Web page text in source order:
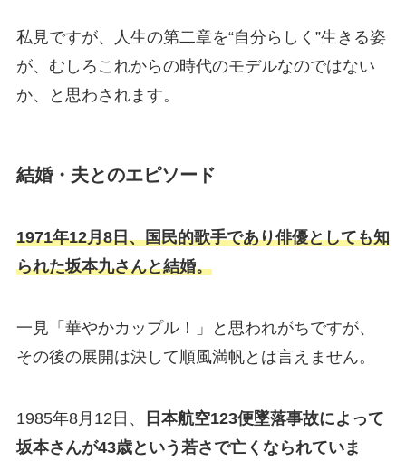
私見ですが、人生の第二章を“自分らしく”生きる姿
が、むしろこれからの時代のモデルなのではない
か、と思わされます。
結婚・夫とのエピソード
1971年12月8日、国民的歌手であり俳優としても知
られた坂本九さんと結婚。
一見「華やかカップル！」と思われがちですが、
その後の展開は決して順風満帆とは言えません。
1985年8月12日、
日本航空123便墜落事故によって
坂本さんが43歳という若さで亡くなられていま